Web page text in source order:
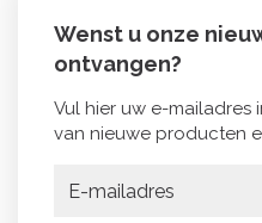
Wenst u onze
ontvangen?
Vul hier uw e-
van nieuwe producten